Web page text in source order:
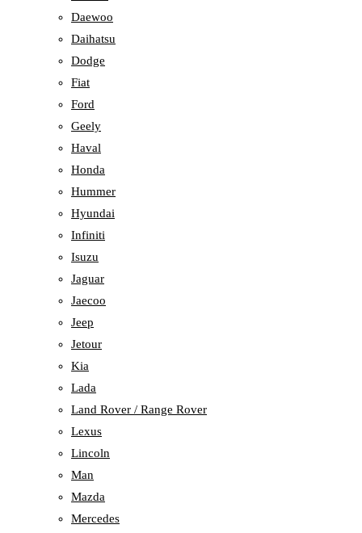
Daewoo
Daihatsu
Dodge
Fiat
Ford
Geely
Haval
Honda
Hummer
Hyundai
Infiniti
Isuzu
Jaguar
Jaecoo
Jeep
Jetour
Kia
Lada
Land Rover / Range Rover
Lexus
Lincoln
Man
Mazda
Mercedes